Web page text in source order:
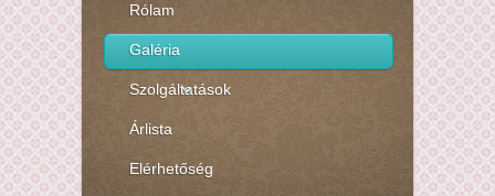
Rólam
Galéria
Szolgáltatások
Árlista
Elérhetőség